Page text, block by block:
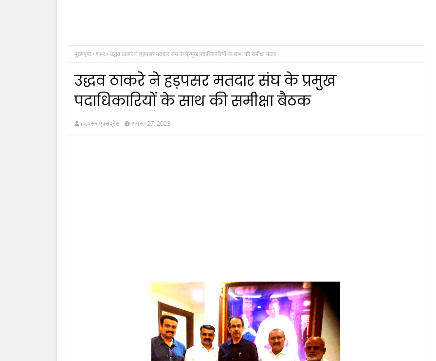
मुख्यपृष्ठ शहर उद्धव ठाकरे ने हड़पसर मतदार संघ के प्रमुख पदाधिकारियों के साथ की समीक्षा बैठक
उद्धव ठाकरे ने हड़पसर मतदार संघ के प्रमुख
पदाधिकारियों के साथ की समीक्षा बैठक
हडपसर एक्सप्रेस अगस्त 27, 2023